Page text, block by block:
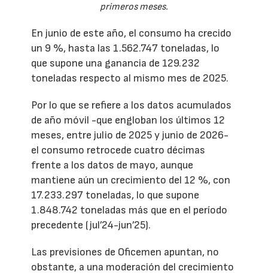
primeros meses.
En junio de este año, el consumo ha crecido
un 9 %, hasta las 1.562.747 toneladas, lo
que supone una ganancia de 129.232
toneladas respecto al mismo mes de 2025.
Por lo que se refiere a los datos acumulados
de año móvil -que engloban los últimos 12
meses, entre julio de 2025 y junio de 2026-
el consumo retrocede cuatro décimas
frente a los datos de mayo, aunque
mantiene aún un crecimiento del 12 %, con
17.233.297 toneladas, lo que supone
1.848.742 toneladas más que en el período
precedente (jul’24-jun’25).
Las previsiones de Oficemen apuntan, no
obstante, a una moderación del crecimiento